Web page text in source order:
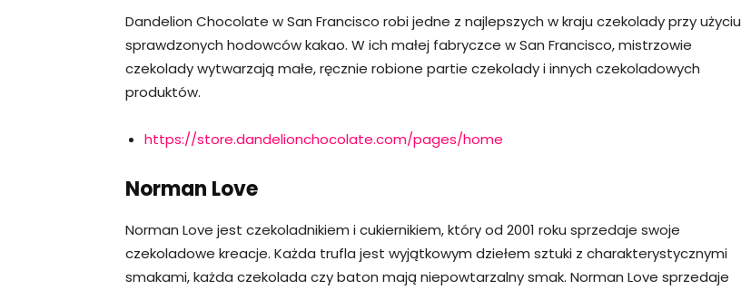
Dandelion Chocolate w San Francisco robi jedne z najlepszych w kraju czekolady przy użyciu
sprawdzonych hodowców kakao. W ich małej fabryczce w San Francisco, mistrzowie
czekolady wytwarzają małe, ręcznie robione partie czekolady i innych czekoladowych
produktów.
https://store.dandelionchocolate.com/pages/home
Norman Love
Norman Love jest czekoladnikiem i cukiernikiem, który od 2001 roku sprzedaje swoje
czekoladowe kreacje. Każda trufla jest wyjątkowym dziełem sztuki z charakterystycznymi
smakami, każda czekolada czy baton mają niepowtarzalny smak. Norman Love sprzedaje